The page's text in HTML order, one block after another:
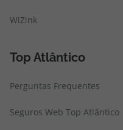
WiZink
Top Atlântico
Perguntas Frequentes
Seguros Web Top Atlântico